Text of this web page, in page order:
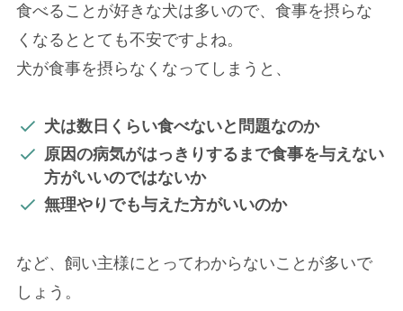
食べることが好きな犬は多いので、食事を摂らな
くなるととても不安ですよね。
犬が食事を摂らなくなってしまうと、
犬は数日くらい食べないと問題なのか
原因の病気がはっきりするまで食事を与えない
方がいいのではないか
無理やりでも与えた方がいいのか
など、飼い主様にとってわからないことが多いで
しょう。